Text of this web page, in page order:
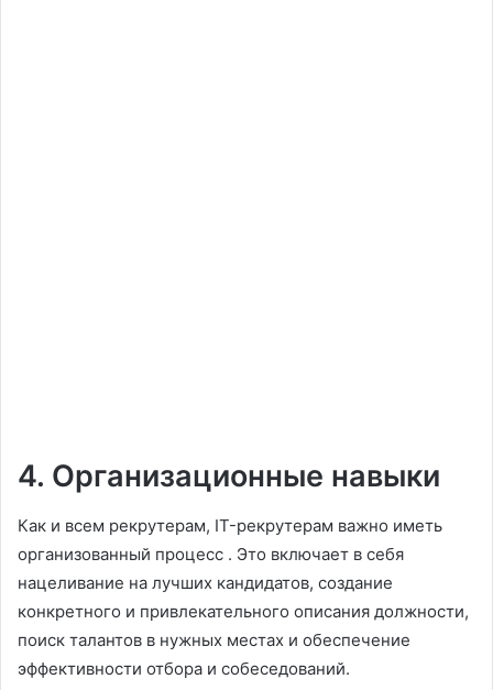
4. Организационные навыки
Как и всем рекрутерам, IT-рекрутерам важно иметь
организованный процесс . Это включает в себя
нацеливание на лучших кандидатов, создание
конкретного и привлекательного описания должности,
поиск талантов в нужных местах и ​​обеспечение
эффективности отбора и собеседований.